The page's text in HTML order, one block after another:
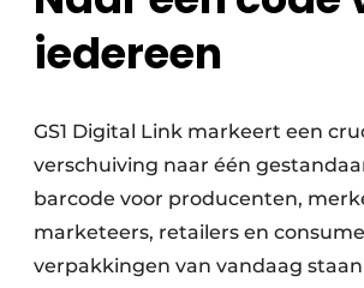
iedereen
GS1 Digital Link markeert een
verschuiving naar één
barcode voor producenten,
marketeers, retailers en
verpakkingen van vandaag